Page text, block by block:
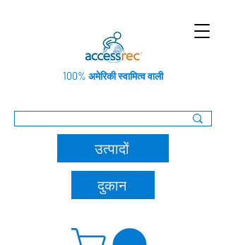
100% अमेरिकी स्वामित्व वाली
उत्पादों
दुकान